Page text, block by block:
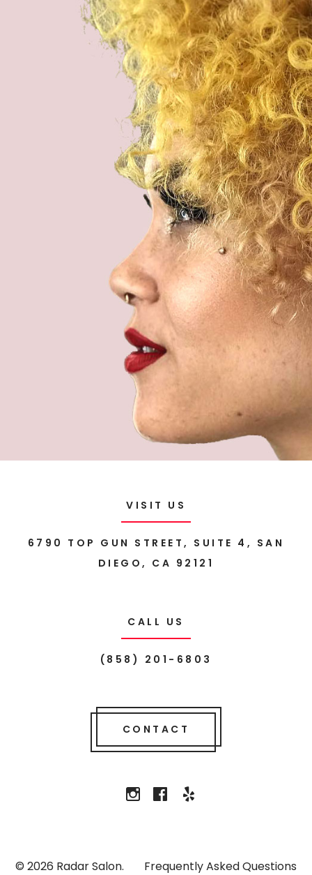
VISIT US
6790 TOP GUN STREET, SUITE 4, SAN
DIEGO, CA 92121
CALL US
(858) 201-6803
CONTACT
FollowFollowSee
© 2026 Radar Salon.
Frequently Asked Questions